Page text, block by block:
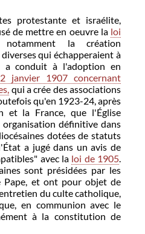
protestante et israélite,
de mettre en oeuvre la loi
la création
qui échapperaient à
a conduit à l'adoption en
janvier 1907 concernant
qui a crée des associations
qu'en 1923-24, après
et la France, que l'Église
définitive dans
dotées de statuts
a jugé dans un avis de
avec la loi de 1905.
sont présidées par les
Pape, et ont pour objet de
du culte catholique,
en communion avec le
à la constitution de